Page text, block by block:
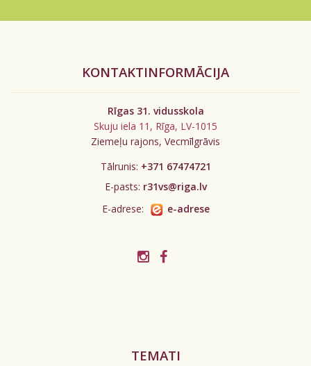
KONTAKTINFORMĀCIJA
Rīgas 31. vidusskola
Skuju iela 11, Rīga, LV-1015
Ziemeļu rajons, Vecmīlgrāvis
Tālrunis: +371 67474721
E-pasts: r31vs@riga.lv
E-adrese:
e-adrese
TEMATI